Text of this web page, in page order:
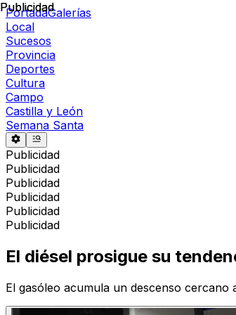
PortadaGalerías
Local
Sucesos
Provincia
Deportes
Cultura
Campo
Castilla y León
Semana Santa
Publicidad
Publicidad
Publicidad
Publicidad
Publicidad
Publicidad
Publicidad
El diésel prosigue su
El gasóleo acumula un descenso
Publicidad